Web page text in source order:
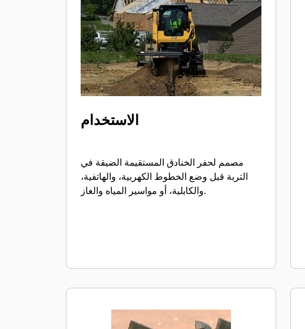
الاستخدام
مصمم لحفر الخنادق المستقيمة الضيقة في
التربة قبل وضع الخطوط الكهربية، والهاتفية،
والكابلية، أو مواسير المياه والغاز.